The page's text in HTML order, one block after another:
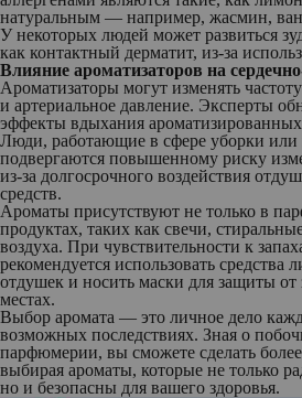
натуральным — например, жасмин,
У некоторых людей может развиться
как контактный дерматит, из-за
Влияние ароматизаторов на
Ароматизаторы могут изменять
и артериальное давление. Эксперты
эффекты вдыхания ароматизированных
Люди, работающие в сфере уборки или
подвергаются повышенному риску
из-за долгосрочного воздействия
средств.
Ароматы присутствуют не только в
продуктах, таких как свечи,
воздуха. При чувствительности к
рекомендуется использовать средства
отдушек и носить маски для защиты от
местах.
Выбор аромата — это личное дело
возможных последствиях. Зная о
парфюмерии, вы сможете сделать
выбирая ароматы, которые не только
но и безопасны для вашего здоровья.